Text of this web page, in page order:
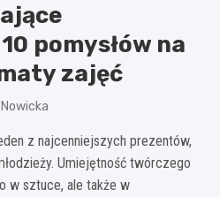
pomysłów na
zajęć
Nowicka
z najcenniejszych prezentów,
Umiejętność twórczego
w sztuce, ale także w